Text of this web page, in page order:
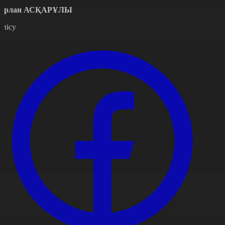
АСҚАРҰЛЫ